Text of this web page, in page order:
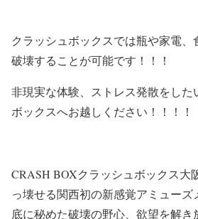
クラッシュボックスでは瓶や家電、
破壊することが可能です！！！
非現実な体験、ストレス発散をした
ボックスへお越しください！！！！
CRASH BOXクラッシュボックス大
っ壊せる関西初の新感覚アミュー
底に秘めた破壊の野心、欲望を解